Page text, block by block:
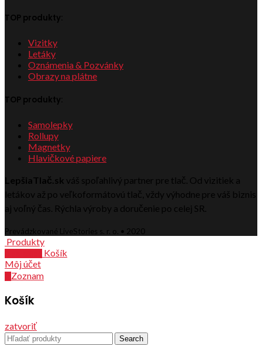
TOP produkty:
Vizitky
Letáky
Oznámenia & Pozvánky
Obrazy na plátne
TOP produkty:
Samolepky
Rollupy
Magnetky
Hlavičkové papiere
LepšiaTlač.sk váš spoľahlivý partner pre tlač. Od vizitiek a
letákov až po veľkoformátovú tlač, vždy výhodne pre váš biznis
aj voľný čas. Rýchla výroby a doručenie po celej SR.
Prevádzkované LiveStories s. r. o. • 2020
Produkty
Košík
Môj účet
Zoznam
Košík
zatvoriť
Search